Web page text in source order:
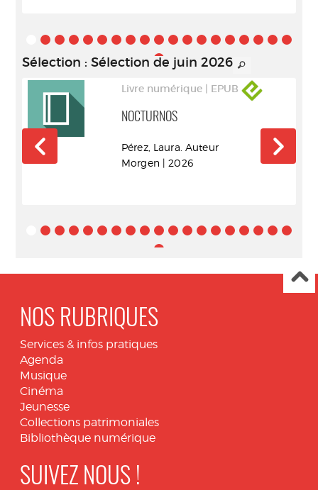
Sélection : Sélection de juin 2026
Livre numérique | EPUB
NOCTURNOS
Pérez, Laura. Auteur
Morgen | 2026
NOS RUBRIQUES
Services & infos pratiques
Agenda
Musique
Cinéma
Jeunesse
Collections patrimoniales
Bibliothèque numérique
SUIVEZ NOUS !